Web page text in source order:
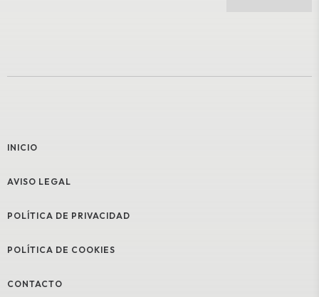
INICIO
AVISO LEGAL
POLÍTICA DE PRIVACIDAD
POLÍTICA DE COOKIES
CONTACTO